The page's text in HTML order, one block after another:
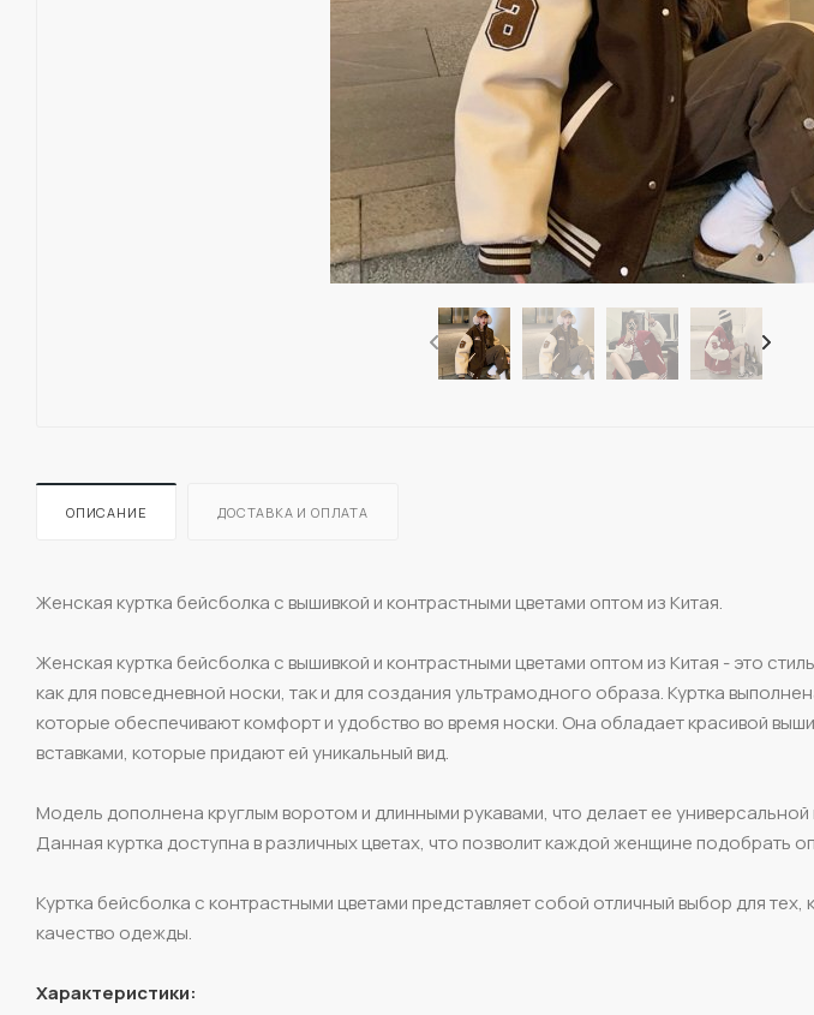
ОПИСАНИЕ ДОСТАВКА И ОПЛАТА
Женская куртка бейсболка с вышивкой и контрастными цветами оптом из Китая.
Женская куртка бейсболка с вышивкой и контрастными цветами оптом из Китая - это
как для повседневной носки, так и для создания ультрамодного образа. Куртка
которые обеспечивают комфорт и удобство во время носки. Она обладает красивой
вставками, которые придают ей уникальный вид.
Модель дополнена круглым воротом и длинными рукавами, что делает ее
Данная куртка доступна в различных цветах, что позволит каждой женщине подобрать
Куртка бейсболка с контрастными цветами представляет собой отличный выбор для тех,
качество одежды.
Характеристики: